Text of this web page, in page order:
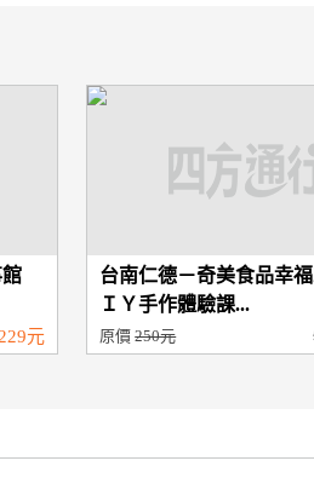
元
台南仁德－奇美食品幸
ＩＹ手作體驗課...
原價250元